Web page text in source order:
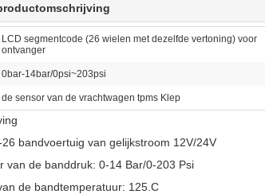
LCD segmentcode (26 wielen met dezelfde vertoning) voor
ontvanger
0bar-14bar/0psi~203psi
de sensor van de vrachtwagen tpms Klep
bandvoertuig van gelijkstroom 12V/24V
van de banddruk: 0-14 Bar/0-203 Psi
de bandtemperatuur: 125.C